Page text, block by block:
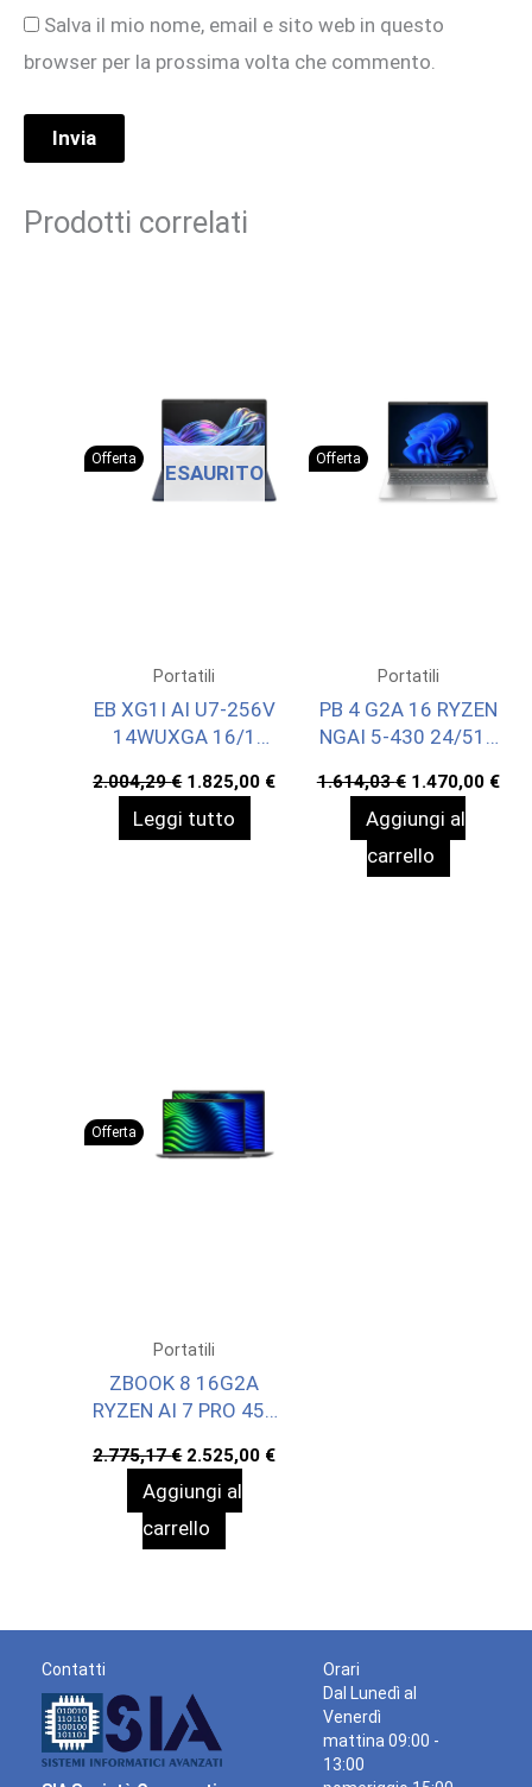
Salva il mio nome, email e sito web in questo
browser per la prossima volta che commento.
Prodotti correlati
Offerta
ESAURITO
Portatili
EB XG1I AI U7-256V
14WUXGA 16/1
2.004,29€ Il
prezzo
originale
era:
1.825,00 €Il
prezzo
1.825,00 €.
Leggi tutto
Offerta
Portatili
PB 4 G2A 16 RYZEN
NGAI 5-430 24/512
1.614,03€ Il
prezzo
originale
1.614,03 €.
1.470,00 €Il
Aggiungi al
carrello
Offerta
Portatili
ZBOOK 8 16G2A
RYZEN AI 7 PRO 450
2.775,17€ Il
prezzo
originale
2.775,17 €.
2.525,00 €Il
prezzo
Aggiungi al
carrello
Contatti
Orari
Dal Lunedì al
Venerdì
mattina 09:00 -
13:00